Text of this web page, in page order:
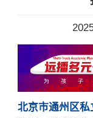
北京市通州区私